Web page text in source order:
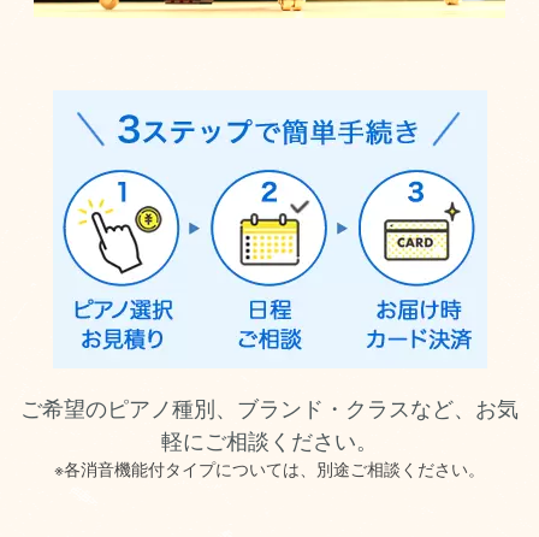
ご希望のピアノ種別、ブランド・クラスなど、お気
軽にご相談ください。
※各消音機能付タイプについては、別途ご相談ください。